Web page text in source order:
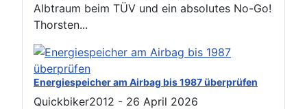
Albtraum beim TÜV und ein absolutes No-Go!
Thorsten...
Energiespeicher am Airbag bis 1987 überprüfen
Quickbiker2012 - 26 April 2026